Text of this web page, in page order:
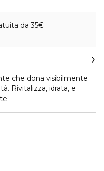
da 35€
che dona visibilmente
Rivitalizza, idrata, e